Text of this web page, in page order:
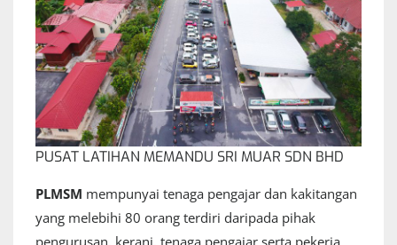
PUSAT LATIHAN MEMANDU SRI MUAR SDN BHD
PLMSM mempunyai tenaga pengajar dan kakitangan
yang melebihi 80 orang terdiri daripada pihak
pengurusan, kerani, tenaga pengajar serta pekerja